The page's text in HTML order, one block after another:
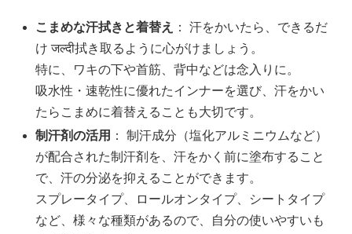
こまめな汗拭きと着替え
： 汗をかいたら、できるだ
け जल्दी拭き取るように心がけましょう。
特に、ワキの下や首筋、背中などは念入りに。
吸水性・速乾性に優れたインナーを選び、汗をかい
たらこまめに着替えることも大切です。
制汗剤の活用 ： 制汗成分（塩化アルミニウムなど）
が配合された制汗剤を、汗をかく前に塗布すること
で、汗の分泌を抑えることができます。
スプレータイプ、ロールオンタイプ、シートタイプ
など、様々な種類があるので、自分の使いやすいも